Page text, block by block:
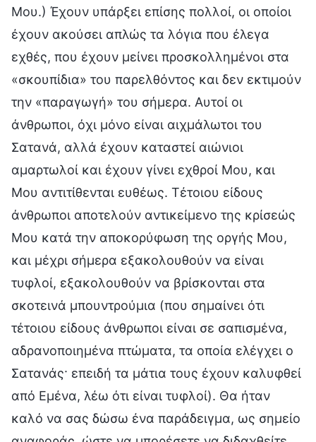
Μου.) Έχουν υπάρξει επίσης πολλοί, οι οποίοι
έχουν ακούσει απλώς τα λόγια που έλεγα
εχθές, που έχουν μείνει προσκολλημένοι στα
«σκουπίδια» του παρελθόντος και δεν εκτιμούν
την «παραγωγή» του σήμερα. Αυτοί οι
άνθρωποι, όχι μόνο είναι αιχμάλωτοι του
Σατανά, αλλά έχουν καταστεί αιώνιοι
αμαρτωλοί και έχουν γίνει εχθροί Μου, και
Μου αντιτίθενται ευθέως. Τέτοιου είδους
άνθρωποι αποτελούν αντικείμενο της κρίσεώς
Μου κατά την αποκορύφωση της οργής Μου,
και μέχρι σήμερα εξακολουθούν να είναι
τυφλοί, εξακολουθούν να βρίσκονται στα
σκοτεινά μπουντρούμια (που σημαίνει ότι
τέτοιου είδους άνθρωποι είναι σε σαπισμένα,
αδρανοποιημένα πτώματα, τα οποία ελέγχει ο
Σατανάς· επειδή τα μάτια τους έχουν καλυφθεί
από Εμένα, λέω ότι είναι τυφλοί). Θα ήταν
καλό να σας δώσω ένα παράδειγμα, ως σημείο